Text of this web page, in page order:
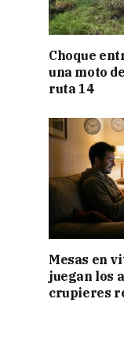
Choque
una moto
ruta 14
Mesas en
juegan los
crupieres